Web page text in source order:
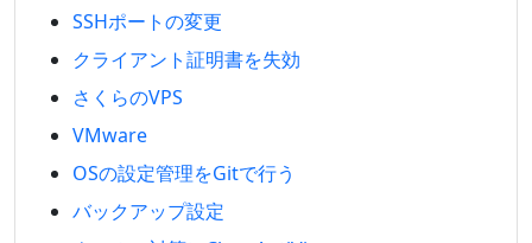
SSHポートの変更
クライアント証明書を失効
さくらのVPS
VMware
OSの設定管理をGitで行う
バックアップ設定